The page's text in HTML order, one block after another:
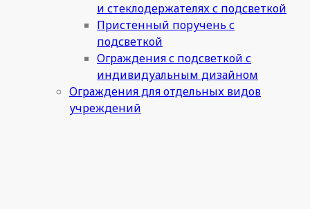
и стеклодержателях с подсветкой
Пристенный поручень с
подсветкой
Ограждения с подсветкой с
индивидуальным дизайном
Ограждения для отдельных видов
учреждений